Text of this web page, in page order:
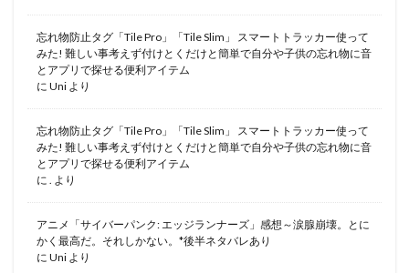
忘れ物防止タグ「Tile Pro」「Tile Slim」 スマートトラッカー使って
みた! 難しい事考えず付けとくだけと簡単で自分や子供の忘れ物に音
とアプリで探せる便利アイテム
に Uni より
忘れ物防止タグ「Tile Pro」「Tile Slim」 スマートトラッカー使って
みた! 難しい事考えず付けとくだけと簡単で自分や子供の忘れ物に音
とアプリで探せる便利アイテム
に . より
アニメ「サイバーパンク: エッジランナーズ」感想～涙腺崩壊。とに
かく最高だ。それしかない。*後半ネタバレあり
に Uni より